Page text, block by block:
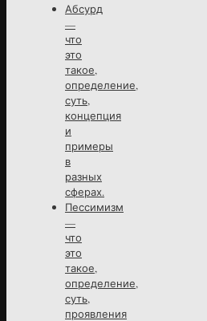
Абсурд
—
что
это
такое,
определение,
суть,
концепция
и
примеры
в
разных
сферах.
Пессимизм
—
что
это
такое,
определение,
суть,
проявления